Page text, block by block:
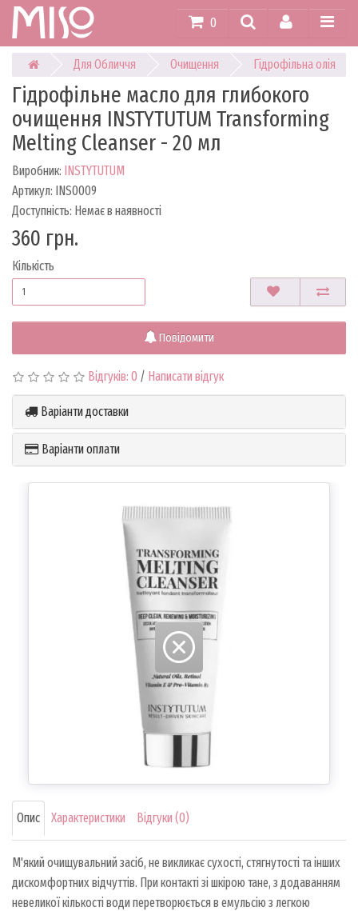
0
Для Обличчя Очищення Гідрофільна олія
Гідрофільне масло для глибокого
очищення INSTYTUTUM Transforming
Melting Cleanser - 20 мл
Виробник: INSTYTUTUM
Артикул: INS0009
Доступність: Немає в наявності
360 грн.
Кількість
Повідомити
Відгуків: 0 / Написати відгук
Варіанти доставки
Варіанти оплати
Опис Характеристики Відгуки (0)
М'який очищувальний засіб, не викликає сухості, стягнутості та інших
дискомфортних відчуттів. При контакті зі шкірою тане, з додаванням
невеликої кількості води перетворюється в емульсію з легкою